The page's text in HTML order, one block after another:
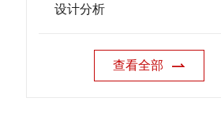
设计分析
查看全部